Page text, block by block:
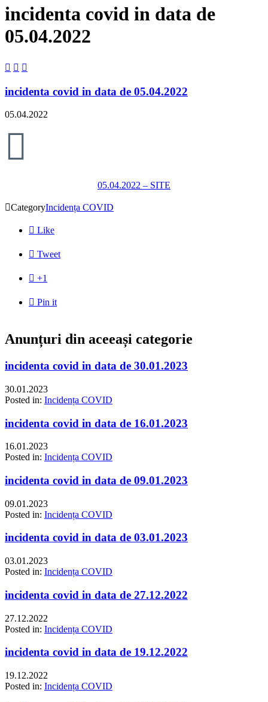
incidenta covid in data de
05.04.2022
  
incidenta covid in data de 05.04.2022
05.04.2022

05.04.2022 – SITE
CategoryIncidența COVID
 Like
 Tweet
 +1
 Pin it
Anunțuri din aceeași categorie
incidenta covid in data de 30.01.2023
30.01.2023
Posted in: Incidența COVID
incidenta covid in data de 16.01.2023
16.01.2023
Posted in: Incidența COVID
incidenta covid in data de 09.01.2023
09.01.2023
Posted in: Incidența COVID
incidenta covid in data de 03.01.2023
03.01.2023
Posted in: Incidența COVID
incidenta covid in data de 27.12.2022
27.12.2022
Posted in: Incidența COVID
incidenta covid in data de 19.12.2022
19.12.2022
Posted in: Incidența COVID